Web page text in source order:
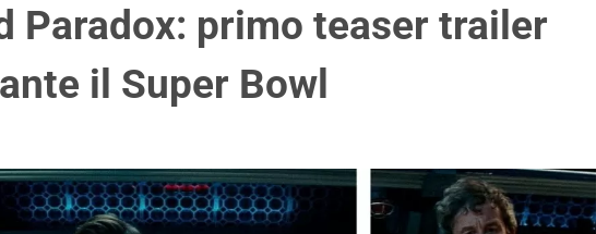
Paradox: primo teaser trailer
il Super Bowl